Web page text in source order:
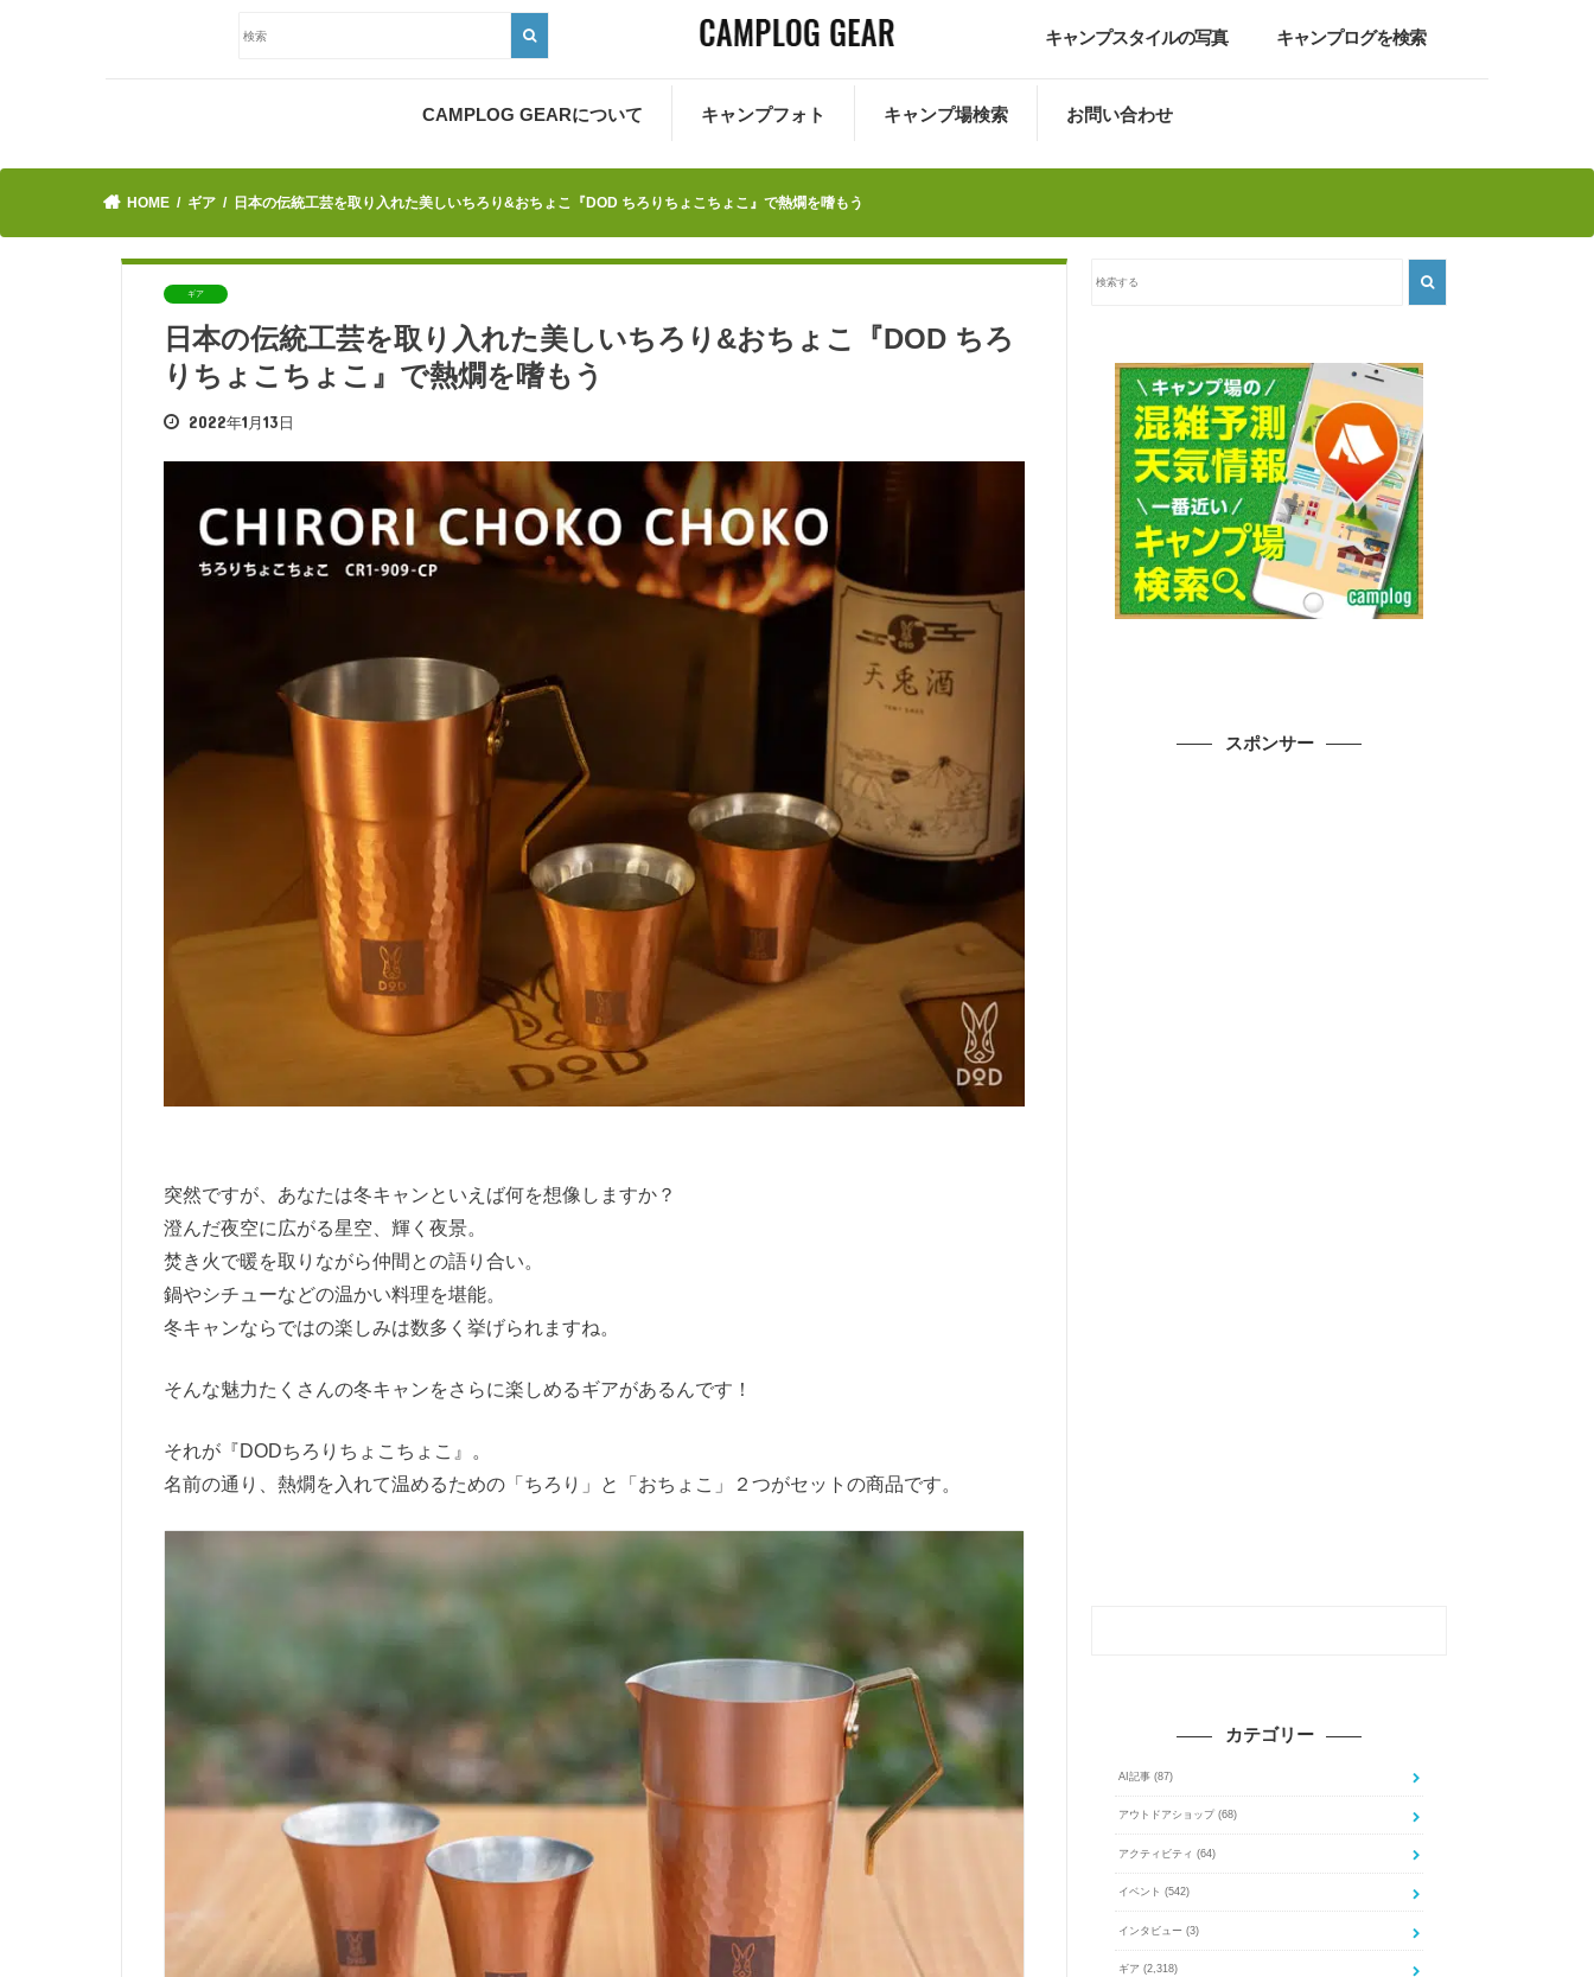
キャンプスタイルの写真 キャンプログを検索
CAMPLOG GEARについて キャンプフォト キャンプ場検索 お問い合わせ
HOME ギア 日本の伝統工芸を取り入れた美しいちろり&おちょこ『DOD ちろりちょこちょこ』で熱燗を嗜もう
ギア
日本の伝統工芸を取り入れた美しいちろり&おちょこ『DOD ちろ
りちょこちょこ』で熱燗を嗜もう
2022年1月13日
突然ですが、あなたは冬キャンといえば何を想像しますか？
澄んだ夜空に広がる星空、輝く夜景。
焚き火で暖を取りながら仲間との語り合い。
鍋やシチューなどの温かい料理を堪能。
冬キャンならではの楽しみは数多く挙げられますね。
そんな魅力たくさんの冬キャンをさらに楽しめるギアがあるんです！
それが『DODちろりちょこちょこ』。
名前の通り、熱燗を入れて温めるための「ちろり」と「おちょこ」２つがセットの商品です。
スポンサー
カテゴリー
AI記事 (87)
アウトドアショップ (68)
アクティビティ (64)
イベント (542)
インタビュー (3)
ギア (2,318)